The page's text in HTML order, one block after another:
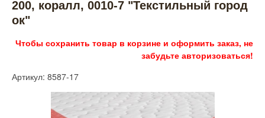
200, коралл, 0010-7 "Текстильный город
ок"
Чтобы сохранить товар в корзине и оформить заказ, не
забудьте авторизоваться!
Артикул: 8587-17